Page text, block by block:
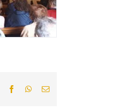
FacebookWhatsApp
Email